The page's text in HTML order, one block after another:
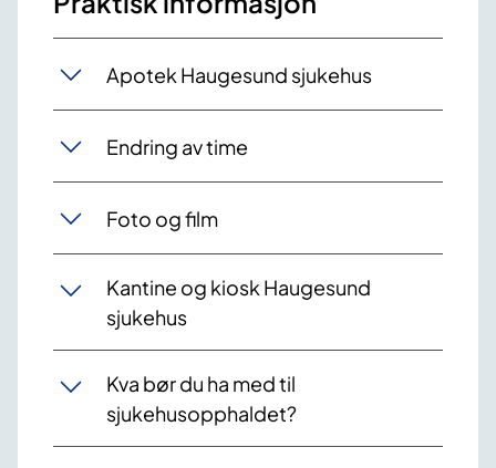
Apotek Haugesund sjukehus
Endring av time
Foto og film
Kantine og kiosk Haugesund
sjukehus
Kva bør du ha med til
sjukehusopphaldet?